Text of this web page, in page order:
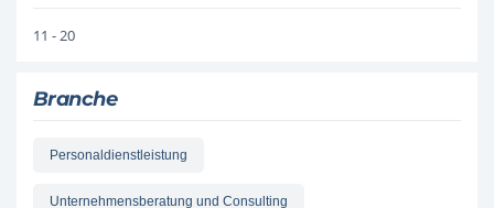
11 - 20
Branche
Personaldienstleistung
Unternehmensberatung und Consulting